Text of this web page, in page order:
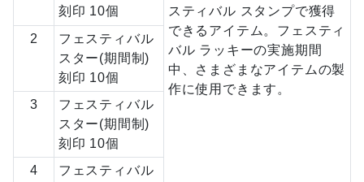
刻印 10個
スティバル スタンプで獲得
できるアイテム。フェスティ
バル ラッキーの実施期間
中、さまざまなアイテムの製
作に使用できます。
2
フェスティバル
スター(期間制)
刻印 10個
3
フェスティバル
スター(期間制)
刻印 10個
4
フェスティバル